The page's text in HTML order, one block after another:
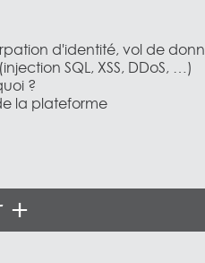
d'identité, vol de
SQL, XSS, DDoS, …)
?
la plateforme
+